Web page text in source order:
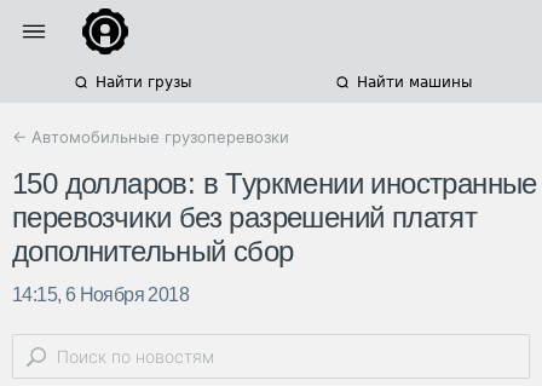
Найти грузы Найти машины
← Автомобильные грузоперевозки
150 долларов: в Туркмении иностранные
перевозчики без разрешений платят
дополнительный сбор
14:15, 6 Ноября 2018